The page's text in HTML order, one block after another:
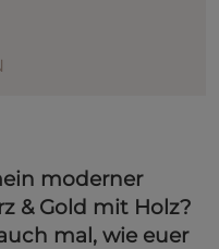
moderner
& Gold mit Holz?
mal, wie euer